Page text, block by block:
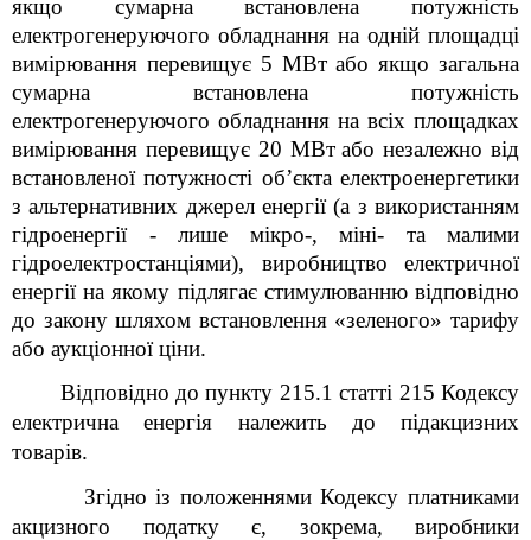
якщо сумарна встановлена потужність
електрогенеруючого обладнання на одній площадці
вимірювання перевищує 5 МВт або якщо загальна
сумарна встановлена потужність
електрогенеруючого обладнання на всіх площадках
вимірювання перевищує 20 МВт або незалежно від
встановленої потужності об’єкта електроенергетики
з альтернативних джерел енергії (а з використанням
гідроенергії - лише мікро-, міні- та малими
гідроелектростанціями), виробництво електричної
енергії на якому підлягає стимулюванню відповідно
до закону шляхом встановлення «зеленого» тарифу
або аукціонної ціни.
Відповідно до пункту 215.1 статті 215 Кодексу
електрична енергія належить до підакцизних
товарів.
Згідно із положеннями Кодексу платниками
акцизного податку є, зокрема, виробники